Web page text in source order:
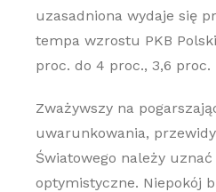
uzasadniona wydaje się
tempa wzrostu PKB
proc. do 4 proc., 3,6 proc.
Zważywszy na
uwarunkowania,
Światowego należy uznać
optymistyczne. Niepokój